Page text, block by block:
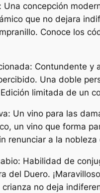
Una concepción
que no dejara
Conoce los
Contundente
Una doble
limitada de un
Un vino para las
un vino que forma
renunciar a la nobleza
Habilidad de
del Duero.
no deja